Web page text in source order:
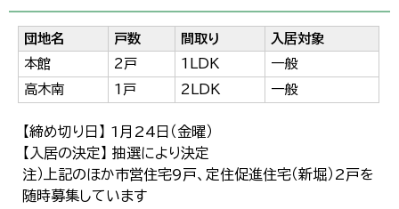
団地名 戸数 間取り
入居対象
本館
2戸 1LDK
一般
高木南
1戸 2LDK 一般
【締め切り日】 1月24日（金曜）
【入居の決定】 抽選により決定
注）上記のほか市営住宅9戸、定住促進住宅（新堀）2戸を
随時募集しています